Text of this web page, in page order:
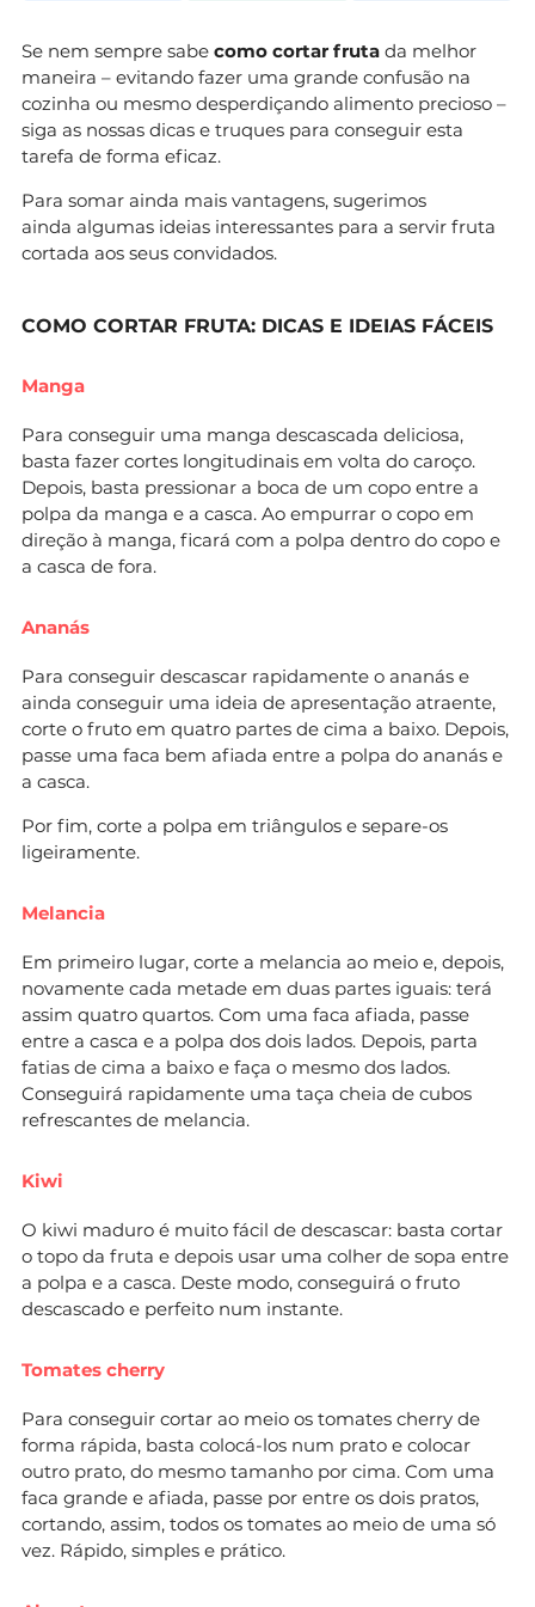
Se nem sempre sabe como cortar fruta da melhor
maneira – evitando fazer uma grande confusão na
cozinha ou mesmo desperdiçando alimento precioso –
siga as nossas dicas e truques para conseguir esta
tarefa de forma eficaz.
Para somar ainda mais vantagens, sugerimos
ainda algumas ideias interessantes para a servir fruta
cortada aos seus convidados.
COMO CORTAR FRUTA: DICAS E IDEIAS FÁCEIS
Manga
Para conseguir uma manga descascada deliciosa,
basta fazer cortes longitudinais em volta do caroço.
Depois, basta pressionar a boca de um copo entre a
polpa da manga e a casca. Ao empurrar o copo em
direção à manga, ficará com a polpa dentro do copo e
a casca de fora.
Ananás
Para conseguir descascar rapidamente o ananás e
ainda conseguir uma ideia de apresentação atraente,
corte o fruto em quatro partes de cima a baixo. Depois,
passe uma faca bem afiada entre a polpa do ananás e
a casca.
Por fim, corte a polpa em triângulos e separe-os
ligeiramente.
Melancia
Em primeiro lugar, corte a melancia ao meio e, depois,
novamente cada metade em duas partes iguais: terá
assim quatro quartos. Com uma faca afiada, passe
entre a casca e a polpa dos dois lados. Depois, parta
fatias de cima a baixo e faça o mesmo dos lados.
Conseguirá rapidamente uma taça cheia de cubos
refrescantes de melancia.
Kiwi
O kiwi maduro é muito fácil de descascar: basta cortar
o topo da fruta e depois usar uma colher de sopa entre
a polpa e a casca. Deste modo, conseguirá o fruto
descascado e perfeito num instante.
Tomates cherry
Para conseguir cortar ao meio os tomates cherry de
forma rápida, basta colocá-los num prato e colocar
outro prato, do mesmo tamanho por cima. Com uma
faca grande e afiada, passe por entre os dois pratos,
cortando, assim, todos os tomates ao meio de uma só
vez. Rápido, simples e prático.